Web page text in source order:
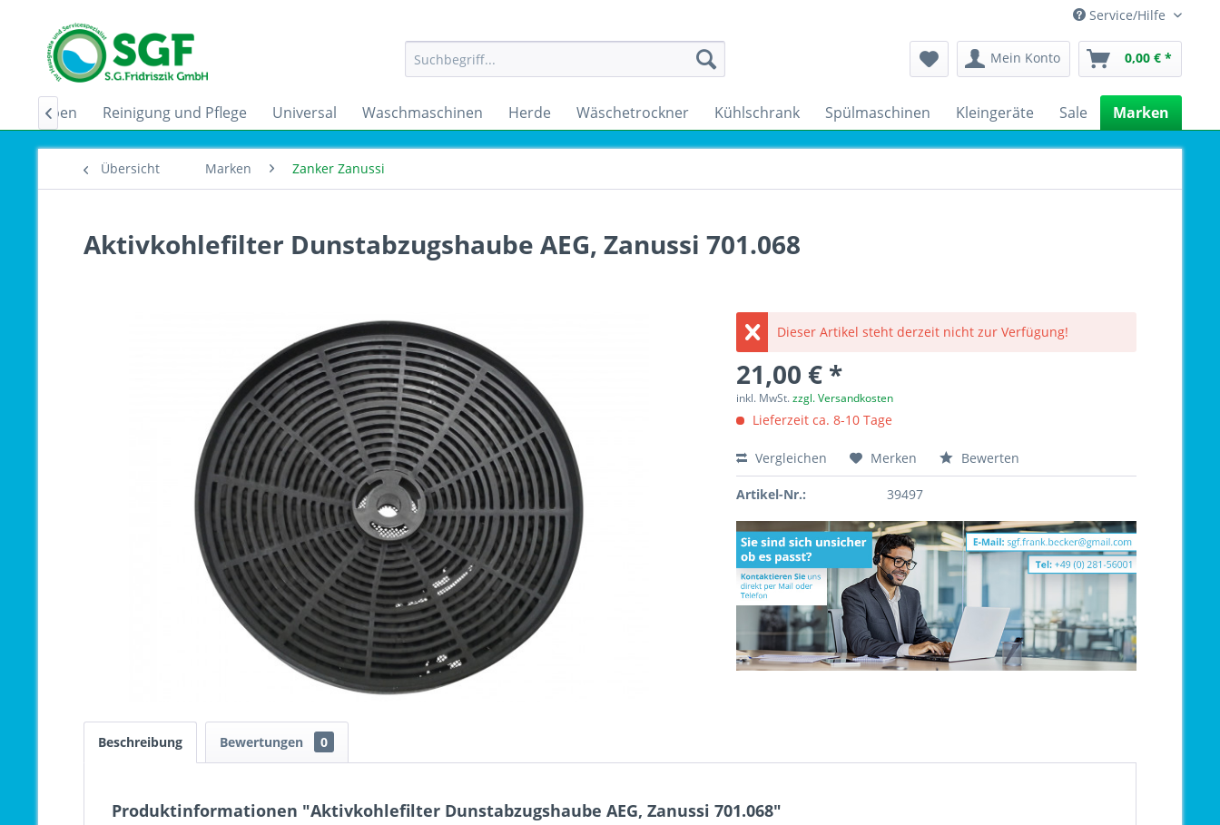
Service/Hilfe
Mein Konto 0,00 € *
Reinigung und Pflege Universal Waschmaschinen Herde Wäschetrockner Kühlschrank Spülmaschinen Kleingeräte Sale Marken

Übersicht Marken Zanker Zanussi
Aktivkohlefilter Dunstabzugshaube AEG, Zanussi 701.068
Dieser Artikel steht derzeit nicht zur Verfügung!
21,00 € *
inkl. MwSt.zzgl. Versandkosten
Lieferzeit ca. 8-10 Tage
Vergleichen Merken Bewerten
Artikel-Nr.: 39497
Beschreibung Bewertungen 0
Produktinformationen "Aktivkohlefilter Dunstabzugshaube AEG, Zanussi 701.068"